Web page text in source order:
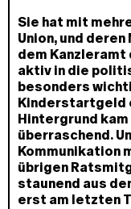
A
d
r
e
s
s
e
Sie hat mit
Union, und
dem Kanzleramt
aktiv in die
besonders
Kinderstartgeld
Hintergrund
überraschend.
Kommunikation
übrigen
staunend aus
erst am letzten